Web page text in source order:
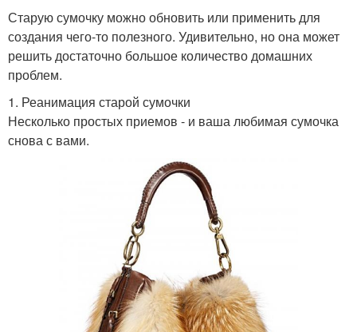
Старую сумочку можно обновить или применить для
создания чего-то полезного. Удивительно, но она может
решить достаточно большое количество домашних
проблем.
1. Реанимация старой сумочки
Несколько простых приемов - и ваша любимая сумочка
снова с вами.